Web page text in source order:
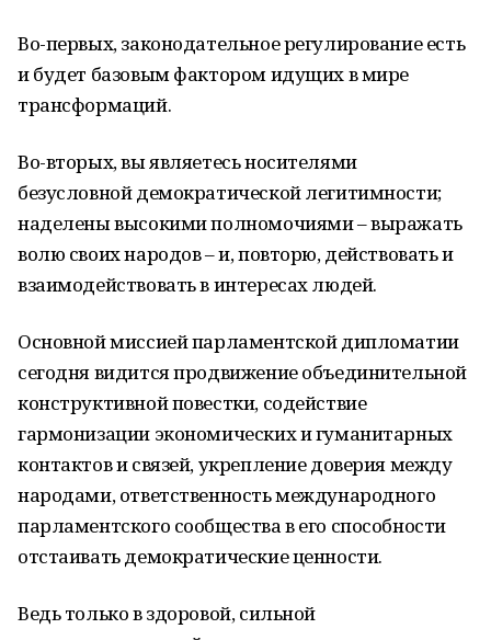
Во-первых, законодательное регулирование есть
и будет базовым фактором идущих в мире
трансформаций.
Во-вторых, вы являетесь носителями
безусловной демократической легитимности;
наделены высокими полномочиями – выражать
волю своих народов – и, повторю, действовать и
взаимодействовать в интересах людей.
Основной миссией парламентской дипломатии
сегодня видится продвижение объединительной
конструктивной повестки, содействие
гармонизации экономических и гуманитарных
контактов и связей, укрепление доверия между
народами, ответственность международного
парламентского сообщества в его способности
отстаивать демократические ценности.
Ведь только в здоровой, сильной